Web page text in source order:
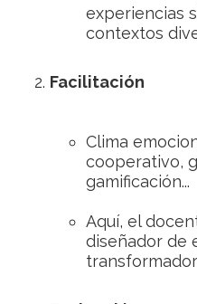
experiencias
contextos
Facilitación
Clima
cooperativo,
gamificación...
Aquí, el
diseñador de